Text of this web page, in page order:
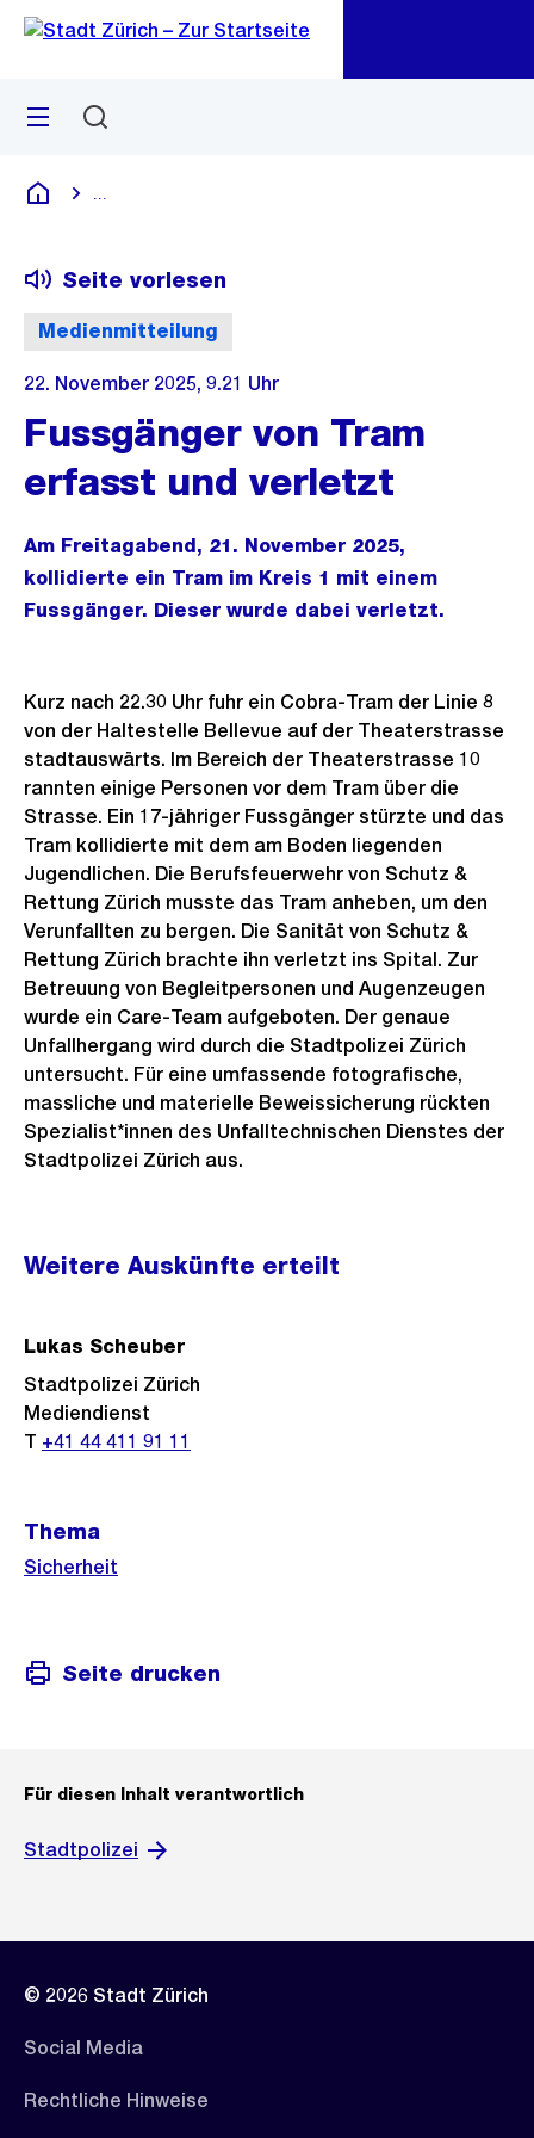
Navigation
Sprunglink
Menü
Deutsch
Medienmitteilung
Seite vorlesen
22. November 2025, 9.21 Uhr
Fussgänger von Tram
erfasst und verletzt
Am Freitagabend, 21. November 2025,
kollidierte ein Tram im Kreis 1 mit einem
Fussgänger. Dieser wurde dabei verletzt.
Kurz nach 22.30 Uhr fuhr ein Cobra-Tram der Linie 8
von der Haltestelle Bellevue auf der Theaterstrasse
stadtauswärts. Im Bereich der Theaterstrasse 10
rannten einige Personen vor dem Tram über die
Strasse. Ein 17-jähriger Fussgänger stürzte und das
Tram kollidierte mit dem am Boden liegenden
Jugendlichen. Die Berufsfeuerwehr von Schutz &
Rettung Zürich musste das Tram anheben, um den
Verunfallten zu bergen. Die Sanität von Schutz &
Rettung Zürich brachte ihn verletzt ins Spital. Zur
Betreuung von Begleitpersonen und Augenzeugen
wurde ein Care-Team aufgeboten. Der genaue
Unfallhergang wird durch die Stadtpolizei Zürich
untersucht. Für eine umfassende fotografische,
massliche und materielle Beweissicherung rückten
Spezialist*innen des Unfalltechnischen Dienstes der
Stadtpolizei Zürich aus.
Weitere
Informationen
Weitere Auskünfte erteilt
Lukas Scheuber
Stadtpolizei Zürich
Mediendienst
T +41 44 411 91 11
Thema
Sicherheit
Seite drucken
Für diesen Inhalt verantwortlich
Stadtpolizei
© 2026 Stadt Zürich
Social Media
Rechtliche Hinweise